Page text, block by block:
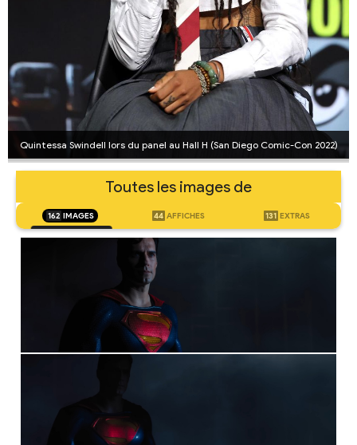
Quintessa Swindell lors du panel au Hall H (San Diego Comic-Con 2022)
Toutes les images de
162 IMAGES 44 AFFICHES 131 EXTRAS